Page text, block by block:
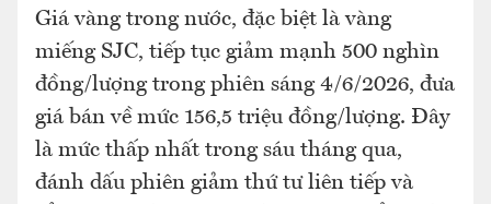
Giá vàng trong nước, đặc biệt là vàng
miếng SJC, tiếp tục giảm mạnh 500 nghìn
đồng/lượng trong phiên sáng 4/6/2026, đưa
giá bán về mức 156,5 triệu đồng/lượng. Đây
là mức thấp nhất trong sáu tháng qua,
đánh dấu phiên giảm thứ tư liên tiếp và